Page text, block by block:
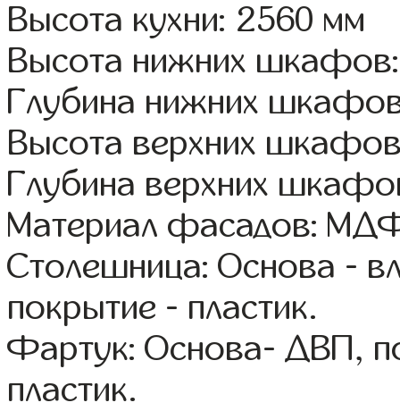
Высота кухни: 2560 мм
Высота нижних
Глубина нижних
Высота верхних
Глубина верхних
Материал фасадов:
Столешница: Основа -
покрытие - пластик.
Фартук: Основа- ДВП,
пластик.